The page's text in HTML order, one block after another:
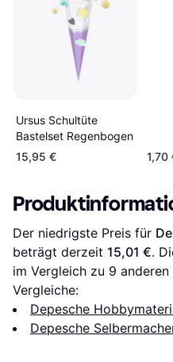
Ursus Schultüte
Bastelset Regenbogen
15,95 €
1,70
Der niedrigste Preis für
beträgt derzeit 15,01 €.
im Vergleich zu 9 anderen
Vergleiche:
Depesche
Depesche